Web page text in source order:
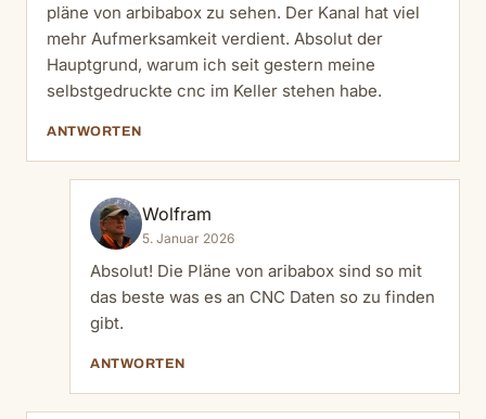
pläne von arbibabox zu sehen. Der Kanal hat viel
mehr Aufmerksamkeit verdient. Absolut der
Hauptgrund, warum ich seit gestern meine
selbstgedruckte cnc im Keller stehen habe.
ANTWORTEN
Wolfram
5. Januar 2026
Absolut! Die Pläne von aribabox sind so mit
das beste was es an CNC Daten so zu finden
gibt.
ANTWORTEN